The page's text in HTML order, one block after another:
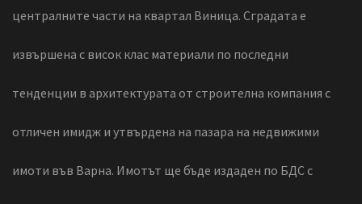
централните части на квартал Виница. Сградата е
извършена с висок клас материали по последни
тенденции в архитектурата от строителна компания с
отличен имидж и утвърдена на пазара на недвижими
имоти във Варна. Имотът ще бъде издаден по БДС с